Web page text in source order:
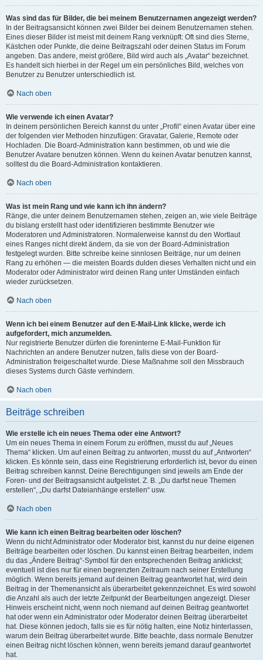
Was sind das für Bilder, die bei meinem Benutzernamen angezeigt werden?
In der Beitragsansicht können zwei Bilder bei deinem Benutzernamen stehen.
Eines dieser Bilder ist meist mit deinem Rang verknüpft: Oft sind dies Sterne,
Kästchen oder Punkte, die deine Beitragszahl oder deinen Status im Forum
angeben. Das andere, meist größere, Bild wird auch als „Avatar“ bezeichnet.
Es handelt sich hierbei in der Regel um ein persönliches Bild, welches von
Benutzer zu Benutzer unterschiedlich ist.
Nach oben
Wie verwende ich einen Avatar?
In deinem persönlichen Bereich kannst du unter „Profil“ einen Avatar über eine
der folgenden vier Methoden hinzufügen: Gravatar, Galerie, Remote oder
Hochladen. Die Board-Administration kann bestimmen, ob und wie die
Benutzer Avatare benutzen können. Wenn du keinen Avatar benutzen kannst,
solltest du die Board-Administration kontaktieren.
Nach oben
Was ist mein Rang und wie kann ich ihn ändern?
Ränge, die unter deinem Benutzernamen stehen, zeigen an, wie viele Beiträge
du bislang erstellt hast oder identifizieren bestimmte Benutzer wie
Moderatoren und Administratoren. Normalerweise kannst du den Wortlaut
eines Ranges nicht direkt ändern, da sie von der Board-Administration
festgelegt wurden. Bitte schreibe keine sinnlosen Beiträge, nur um deinen
Rang zu erhöhen — die meisten Boards dulden dieses Verhalten nicht und ein
Moderator oder Administrator wird deinen Rang unter Umständen einfach
wieder zurücksetzen.
Nach oben
Wenn ich bei einem Benutzer auf den E-Mail-Link klicke, werde ich
aufgefordert, mich anzumelden.
Nur registrierte Benutzer dürfen die foreninterne E-Mail-Funktion für
Nachrichten an andere Benutzer nutzen, falls diese von der Board-
Administration freigeschaltet wurde. Diese Maßnahme soll den Missbrauch
dieses Systems durch Gäste verhindern.
Nach oben
Beiträge schreiben
Wie erstelle ich ein neues Thema oder eine Antwort?
Um ein neues Thema in einem Forum zu eröffnen, musst du auf „Neues
Thema“ klicken. Um auf einen Beitrag zu antworten, musst du auf „Antworten“
klicken. Es könnte sein, dass eine Registrierung erforderlich ist, bevor du einen
Beitrag schreiben kannst. Deine Berechtigungen sind jeweils am Ende der
Foren- und der Beitragsansicht aufgelistet. Z. B. „Du darfst neue Themen
erstellen“, „Du darfst Dateianhänge erstellen“ usw.
Nach oben
Wie kann ich einen Beitrag bearbeiten oder löschen?
Wenn du nicht Administrator oder Moderator bist, kannst du nur deine eigenen
Beiträge bearbeiten oder löschen. Du kannst einen Beitrag bearbeiten, indem
du das „Ändere Beitrag“-Symbol für den entsprechenden Beitrag anklickst;
eventuell ist dies nur für einen begrenzten Zeitraum nach seiner Erstellung
möglich. Wenn bereits jemand auf deinen Beitrag geantwortet hat, wird dein
Beitrag in der Themenansicht als überarbeitet gekennzeichnet. Es wird sowohl
die Anzahl als auch der letzte Zeitpunkt der Bearbeitungen angezeigt. Dieser
Hinweis erscheint nicht, wenn noch niemand auf deinen Beitrag geantwortet
hat oder wenn ein Administrator oder Moderator deinen Beitrag überarbeitet
hat. Diese können jedoch, falls sie es für nötig halten, eine Notiz hinterlassen,
warum dein Beitrag überarbeitet wurde. Bitte beachte, dass normale Benutzer
einen Beitrag nicht löschen können, wenn bereits jemand darauf geantwortet
hat.